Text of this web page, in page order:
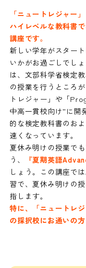
「ニュートレジャー
ハイレベルな教科書
講座です。
新しい学年がスター
いかがお過ごしでし
は、文部科学省検定
の授業を行うところ
トレジャー」や「
中高一貫校向け”に開
的な検定教科書のお
速くなっています。
夏休み明けの授業で
う、
『夏期英語
しょう。この講座で
習で、夏休み明けの
指します。
特に、「ニュートレ
の採択校にお通いの